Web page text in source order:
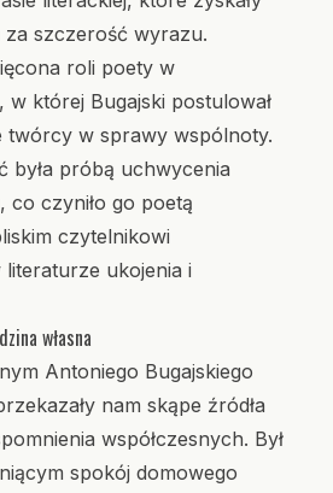
szczerość wyrazu.
roli poety w
w której Bugajski postulował
twórcy w sprawy wspólnoty.
była próbą uchwycenia
co czyniło go poetą
czytelnikowi
ukojenia i
własna
Antoniego Bugajskiego
nam skąpe źródła
współczesnych. Był
spokój domowego